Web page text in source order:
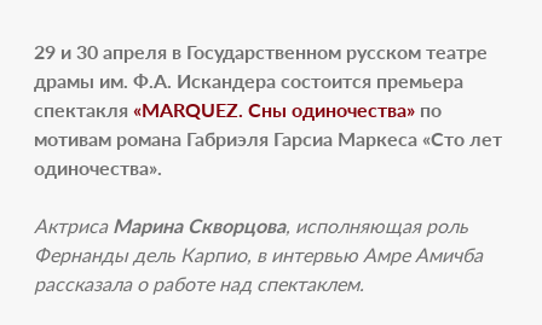
29 и 30 апреля в Государственном русском театре
драмы им. Ф.А. Искандера состоится премьера
спектакля «MARQUEZ. Сны одиночества» по
мотивам романа Габриэля Гарсиа Маркеса «Сто лет
одиночества».
Актриса Марина Скворцова, исполняющая роль
Фернанды дель Карпио, в интервью Амре Амичба
рассказала о работе над спектаклем.